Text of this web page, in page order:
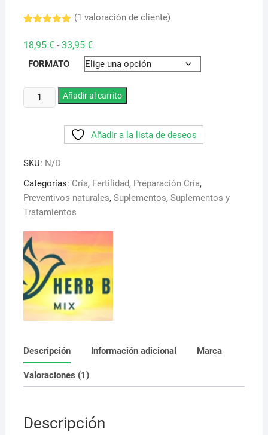
con 5.00
de 5 en
valoración
(1 valoración de cliente)
18,95 € - 33,95 €Rango
precios:
desde
hasta
33,95 €
FORMATO
Libido
Booster.
Encelador
natural
a
base
hierbas
y
plantas
cantidad
Añadir al carrito
Añadir a la lista de deseos
SKU: N/D
Categorías: Cría, Fertilidad, Preparación Cría,
Preventivos naturales, Suplementos, Suplementos y
Tratamientos
Descripción Información adicional Marca
Valoraciones (1)
Descripción